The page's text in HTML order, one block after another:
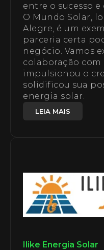
entre o sucesso e
O Mundo Solar,
Alegre, é um
parceria certa
negócio. Vamos
colaboração com
impulsionou o
solidificou sua
energia solar.
LEIA MAIS
Ilike Energia Solar